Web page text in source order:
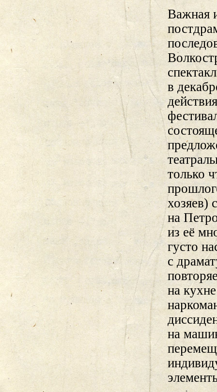
Важная
в
только
хозяев)
на
из её
густо
с
на
на